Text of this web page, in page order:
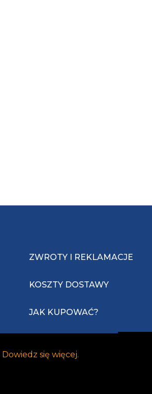
ZWROTY I REKLAMACJE
KOSZTY DOSTAWY
JAK KUPOWAĆ?
Dowiedz się więcej.